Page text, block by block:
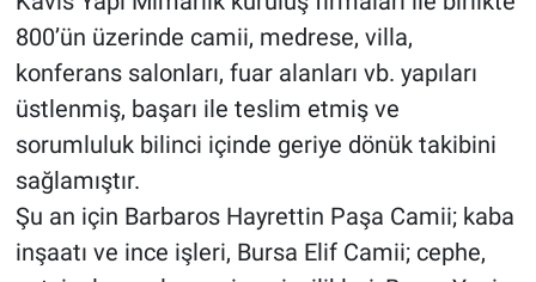
800’ün üzerinde camii, medrese, villa,
konferans salonları, fuar alanları vb. yapıları
üstlenmiş, başarı ile teslim etmiş ve
sorumluluk bilinci içinde geriye dönük takibini
sağlamıştır.
Şu an için Barbaros Hayrettin Paşa Camii; kaba
inşaatı ve ince işleri, Bursa Elif Camii; cephe,